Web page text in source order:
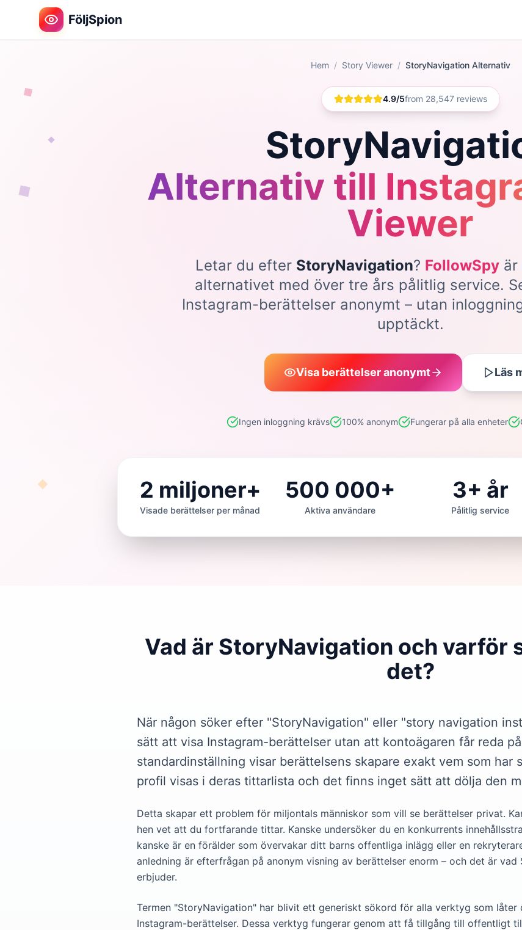
FöljSpion
Hem / Story Viewer / StoryNavigation Alternativ
4.9/5from 28,547 reviews
Alternativ till
Viewer
Letar du efter StoryNavigation? FollowSpy är
alternativet med över tre års pålitlig service.
Instagram-berättelser anonymt – utan
upptäckt.
Visa berättelser anonymt Läs
Ingen inloggning krävs 100% anonym Fungerar på alla enheter
2 miljoner+
Visade berättelser per månad
500 000+
Aktiva användare
3+ år
Pålitlig service
Vad är StoryNavigation och varför
det?
När någon söker efter "StoryNavigation" eller "story navigation
sätt att visa Instagram-berättelser utan att kontoägaren får reda
standardinställning visar berättelsens skapare exakt vem som har
profil visas i deras tittarlista och det finns inget sätt att dölja den
Detta skapar ett problem för miljontals människor som vill se berättelser privat.
hen vet att du fortfarande tittar. Kanske undersöker du en konkurrents
kanske är en förälder som övervakar ditt barns offentliga inlägg eller en
anledning är efterfrågan på anonym visning av berättelser enorm – och det är
erbjuder.
Termen "StoryNavigation" har blivit ett generiskt sökord för alla verktyg som låter
Instagram-berättelser. Dessa verktyg fungerar genom att få tillgång till offentligt